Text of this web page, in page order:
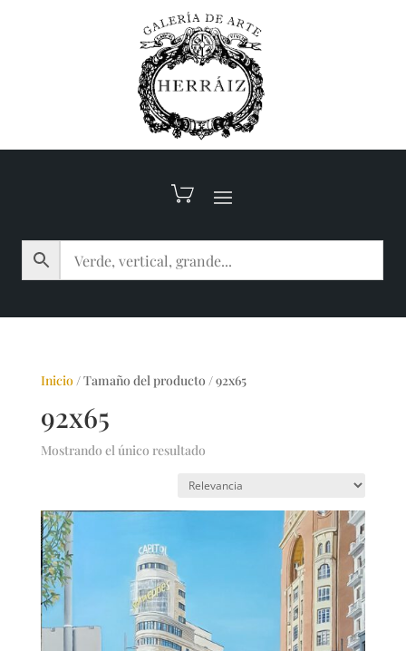
Inicio/Tamaño del producto /92x65
92x65
Mostrando el único resultado